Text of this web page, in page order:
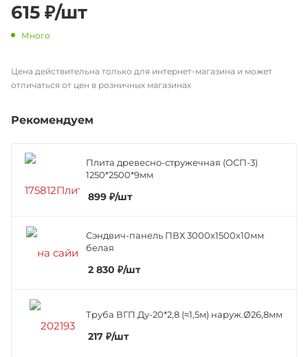
615 ₽/шт
Много
Цена действительна только для интернет-магазина и может
отличаться от цен в розничных магазинах
Рекомендуем
Плита древесно-стружечная (ОСП-3)
1250*2500*9мм
899 ₽/шт
Сэндвич-панель ПВХ 3000х1500х10мм
белая
2 830 ₽/шт
Труба ВГП Ду-20*2,8 (≈1,5м) наруж.Ø26,8мм
217 ₽/шт